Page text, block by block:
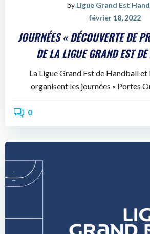
by Ligue Grand Est
février 18, 2022
JOURNÉES « DÉCOUVERTE DE
DE LA LIGUE GRAND EST
La Ligue Grand Est de Handball et
organisent les journées « Portes
0